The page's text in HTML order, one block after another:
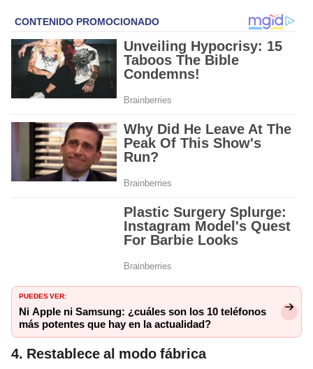
PUEDES VER:
Ni Apple ni Samsung: ¿cuáles son los 10 teléfonos
más potentes que hay en la actualidad?
4. Restablece al modo fábrica